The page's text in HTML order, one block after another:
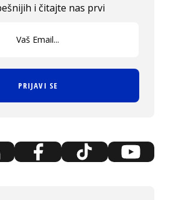
i čitajte nas prvi
PRIJAVI SE